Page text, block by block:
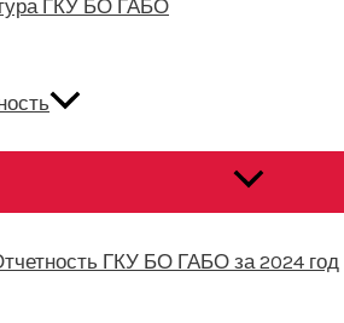
ГКУ БО ГАБО
ГКУ БО ГАБО за 2024 год